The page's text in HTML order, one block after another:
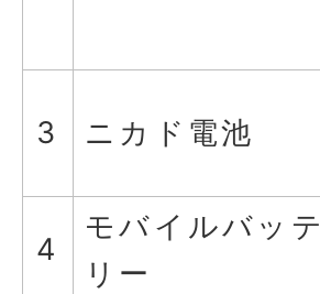
3 ニカド電池
4
モバイルバッテ
リー